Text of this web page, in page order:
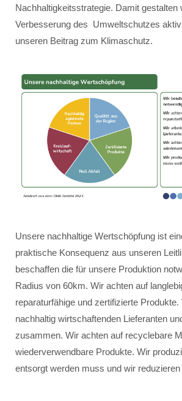
Nachhaltigkeitsstrategie. Damit gestalten
Verbesserung des Umweltschutzes
unseren Beitrag zum Klimaschutz.
Unsere nachhaltige Wertschöpfung ist
praktische Konsequenz aus unseren
beschaffen die für unsere Produktion
Radius von 60km. Wir achten auf
reparaturfähige und zertifizierte
nachhaltig wirtschaftenden Lieferanten
zusammen. Wir achten auf recyclebare
wiederverwendbare Produkte. Wir
entsorgt werden muss und wir reduzieren